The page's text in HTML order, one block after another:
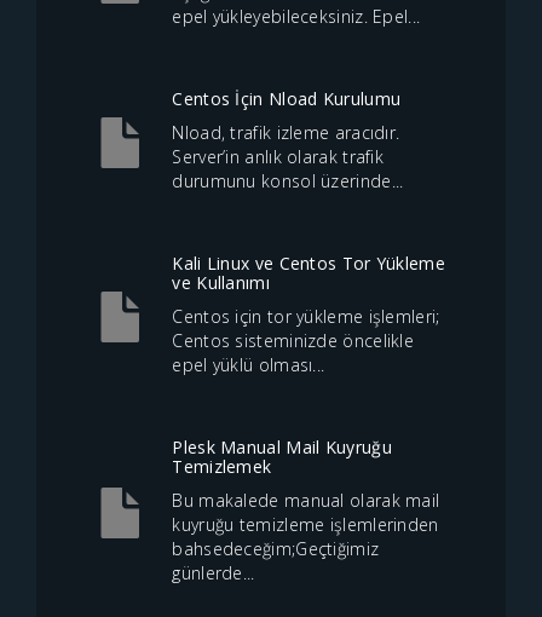
epel yükleyebileceksiniz. Epel...
Centos İçin Nload Kurulumu
Nload, trafik izleme aracıdır.
Server’in anlık olarak trafik
durumunu konsol üzerinde...
Kali Linux ve Centos Tor Yükleme
ve Kullanımı
Centos için tor yükleme işlemleri;
Centos sisteminizde öncelikle
epel yüklü olması...
Plesk Manual Mail Kuyruğu
Temizlemek
Bu makalede manual olarak mail
kuyruğu temizleme işlemlerinden
bahsedeceğim;Geçtiğimiz
günlerde...